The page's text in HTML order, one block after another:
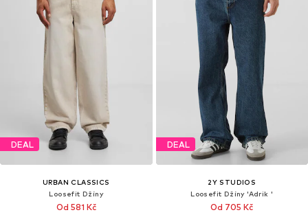
DEAL
URBAN CLASSICS
Loosefit Džíny
Od 581 Kč
DEAL
2Y STUDIOS
Loosefit Džíny 'Adrik '
Od 705 Kč